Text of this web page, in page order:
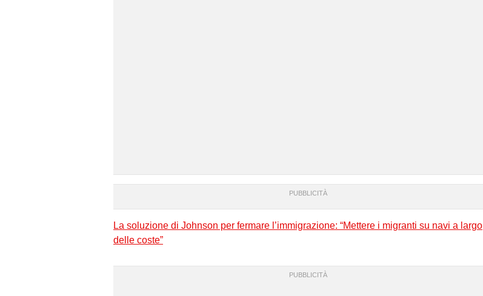
La soluzione di Johnson per fermare l’immigrazione: “Mettere i migranti su navi a largo
delle coste”